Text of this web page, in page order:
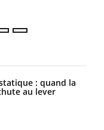
: quand la
au lever